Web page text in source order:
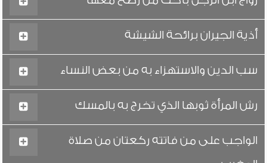
أذية الجيران برائحة الشيشة
سب الدين والاستهزاء به من بعض النساء
رش المرأة ثوبها الذي تخرج به بالمسك
الواجب على من فاتته ركعتان من صلاة